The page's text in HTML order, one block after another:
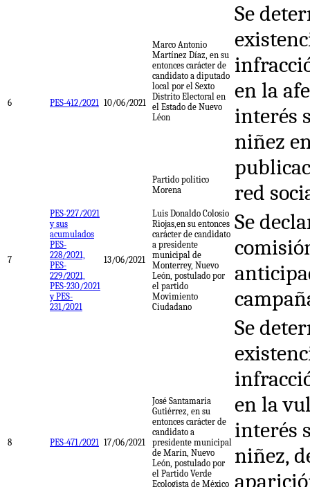
6 PES-412/2021 10/06/2021
Marco Antonio
Martínez Díaz, en su
entonces carácter de
candidato a diputado
local por el Sexto
Distrito Electoral en
el Estado de Nuevo
Léon
Se
en la
interés
niñez
red
Partido político
Morena
7
PES-227/2021
y sus
acumulados
PES-
228/2021,
PES-
229/2021,
PES-230/2021
y PES-
231/2021
13/06/2021
Luis Donaldo Colosio
Riojas,en su entonces
carácter de candidato
a presidente
municipal de
Monterrey, Nuevo
León, postulado por
el partido
Movimiento
Ciudadano
Se
8 PES-471/2021 17/06/2021
José Santamaria
Gutiérrez, en su
entonces carácter de
candidato a
presidente municipal
de Marín, Nuevo
León, postulado por
el Partido Verde
Ecologista de México
Se
en la
interés
niñez,